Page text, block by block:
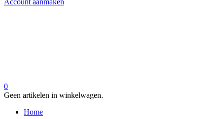
0
Geen artikelen in winkelwagen.
Home